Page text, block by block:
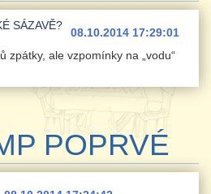
08.10.2014 17:29:01
zpátky, ale vzpomínky na „vodu“
POPRVÉ